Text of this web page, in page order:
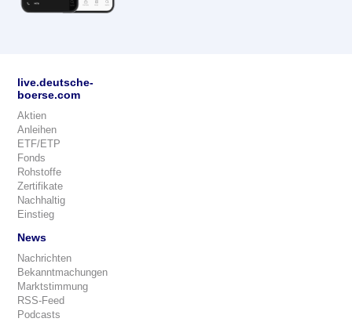
live.deutsche-
boerse.com
Aktien
Anleihen
ETF/ETP
Fonds
Rohstoffe
Zertifikate
Nachhaltig
Einstieg
News
Nachrichten
Bekanntmachungen
Marktstimmung
RSS-Feed
Podcasts